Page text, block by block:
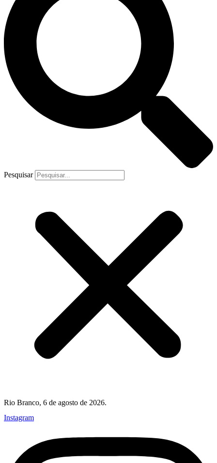
Pesquisar
Rio Branco, 6 de agosto de 2026.
Instagram